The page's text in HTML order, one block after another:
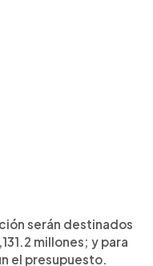
serán destinados
millones; y para
el presupuesto.